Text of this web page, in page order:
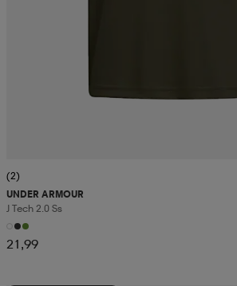
(2)
UNDER ARMOUR
J Tech 2.0 Ss
21,99